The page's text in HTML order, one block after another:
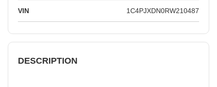
VIN 1C4PJXDN0RW210487
DESCRIPTION